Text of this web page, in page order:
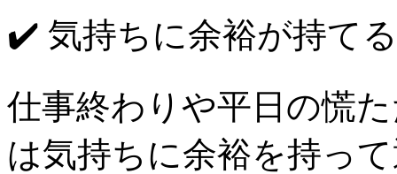
✔️ 気持ちに余裕が持てる
仕事終わりや平日の慌
は気持ちに余裕を持っ